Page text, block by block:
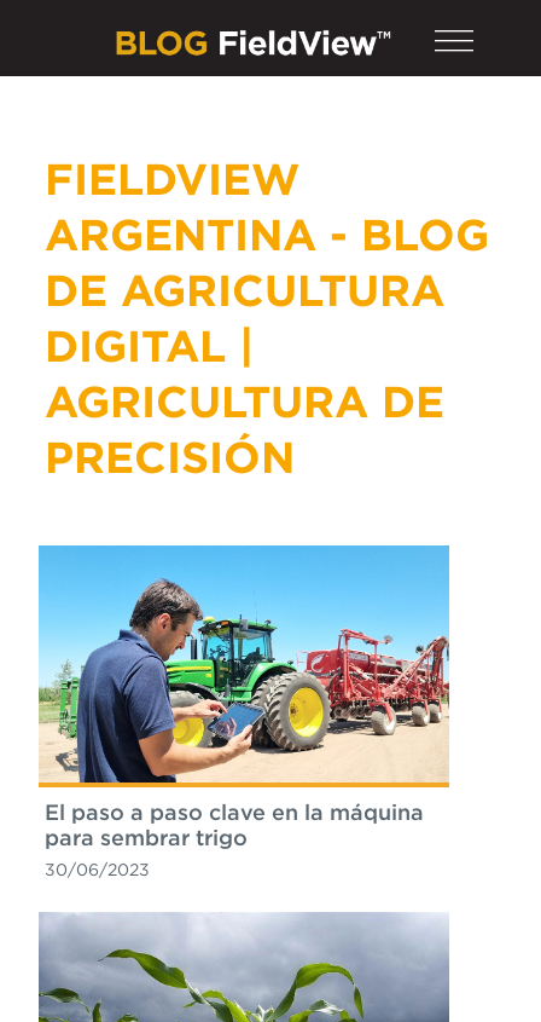
FIELDVIEW
ARGENTINA - BLOG
DE AGRICULTURA
DIGITAL |
AGRICULTURA DE
PRECISIÓN
El paso a paso clave en la máquina
para sembrar trigo
30/06/2023